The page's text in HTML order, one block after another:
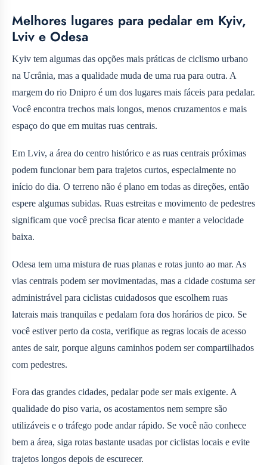
Melhores lugares para pedalar em Kyiv,
Lviv e Odesa
Kyiv tem algumas das opções mais práticas de ciclismo urbano
na Ucrânia, mas a qualidade muda de uma rua para outra. A
margem do rio Dnipro é um dos lugares mais fáceis para pedalar.
Você encontra trechos mais longos, menos cruzamentos e mais
espaço do que em muitas ruas centrais.
Em Lviv, a área do centro histórico e as ruas centrais próximas
podem funcionar bem para trajetos curtos, especialmente no
início do dia. O terreno não é plano em todas as direções, então
espere algumas subidas. Ruas estreitas e movimento de pedestres
significam que você precisa ficar atento e manter a velocidade
baixa.
Odesa tem uma mistura de ruas planas e rotas junto ao mar. As
vias centrais podem ser movimentadas, mas a cidade costuma ser
administrável para ciclistas cuidadosos que escolhem ruas
laterais mais tranquilas e pedalam fora dos horários de pico. Se
você estiver perto da costa, verifique as regras locais de acesso
antes de sair, porque alguns caminhos podem ser compartilhados
com pedestres.
Fora das grandes cidades, pedalar pode ser mais exigente. A
qualidade do piso varia, os acostamentos nem sempre são
utilizáveis e o tráfego pode andar rápido. Se você não conhece
bem a área, siga rotas bastante usadas por ciclistas locais e evite
trajetos longos depois de escurecer.